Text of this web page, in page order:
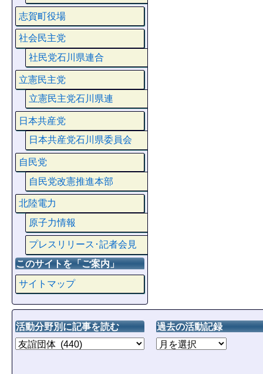
志賀町役場
社会民主党
社民党石川県連合
立憲民主党
立憲民主党石川県連
日本共産党
日本共産党石川県委員会
自民党
自民党改憲推進本部
北陸電力
原子力情報
プレスリリース･記者会見
このサイトを「ご案内」
サイトマップ
活動分野別に記事を読む 過去の活動記録